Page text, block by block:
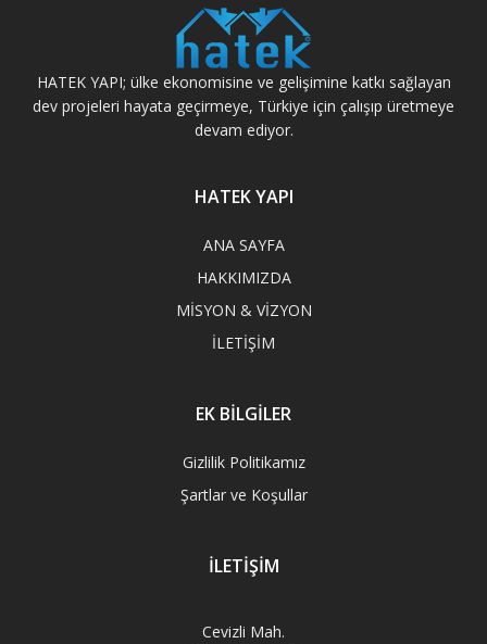
HATEK YAPI; ülke ekonomisine ve gelişimine katkı sağlayan
dev projeleri hayata geçirmeye, Türkiye için çalışıp üretmeye
devam ediyor.
HATEK YAPI
ANA SAYFA
HAKKIMIZDA
MİSYON & VİZYON
İLETİŞİM
EK BİLGİLER
Gizlilik Politikamız
Şartlar ve Koşullar
İLETİŞİM
Cevizli Mah.